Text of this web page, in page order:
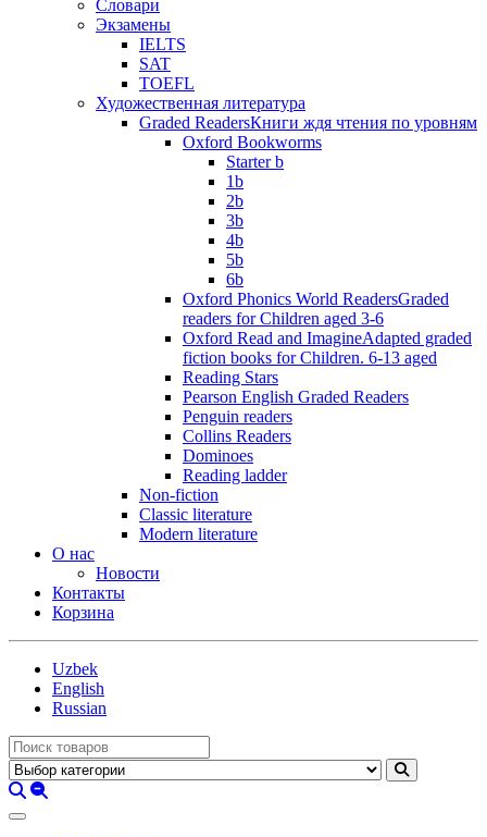
Словари
Экзамены
IELTS
SAT
TOEFL
Художественная литература
Graded ReadersКниги ждя чтения по уровням
Oxford Bookworms
Starter b
1b
2b
3b
4b
5b
6b
Oxford Phonics World ReadersGraded
readers for Children aged 3-6
Oxford Read and ImagineAdapted graded
fiction books for Children. 6-13 aged
Reading Stars
Pearson English Graded Readers
Penguin readers
Collins Readers
Dominoes
Reading ladder
Non-fiction
Classic literature
Modern literature
О нас
Новости
Контакты
Корзина
Uzbek
English
Russian